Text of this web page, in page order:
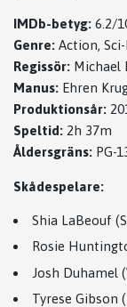
IMDb-betyg: 6.2/
Genre: Action,
Regissör: Michael
Manus: Ehren
Produktionsår:
Speltid: 2h 37m
Åldersgräns: PG-
Skådespelare:
Shia LaBeouf
Rosie
Josh Duhamel
Tyrese Gibson